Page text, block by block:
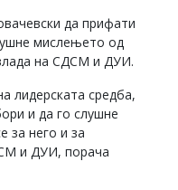
да прифати
мислењето од
на СДСМ и ДУИ.
лидерската средба,
и да го слушне
за него и за
и ДУИ, порача